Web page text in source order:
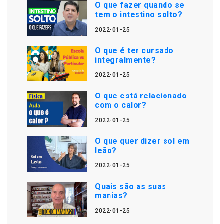
O que fazer quando se
tem o intestino solto?
2022-01-25
O que é ter cursado
integralmente?
2022-01-25
O que está relacionado
com o calor?
2022-01-25
O que quer dizer sol em
leão?
2022-01-25
Quais são as suas
manias?
2022-01-25